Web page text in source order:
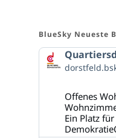
BlueSky Neueste
Beitrag
von
Bluesky
ansehen
Offenes
Ein Platz